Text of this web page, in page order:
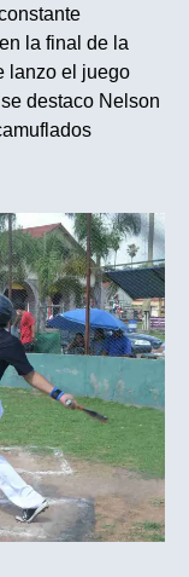
la final de la
lanzo el juego
destaco Nelson